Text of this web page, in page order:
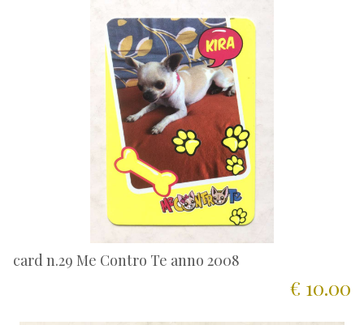
card n.29 Me Contro Te anno 2008
€ 10.00